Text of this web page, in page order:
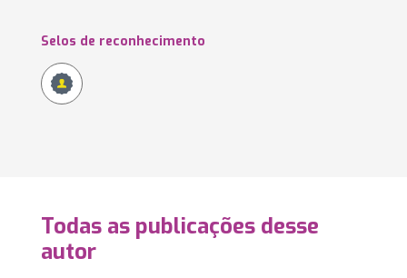
Selos de reconhecimento
Todas as publicações desse
autor